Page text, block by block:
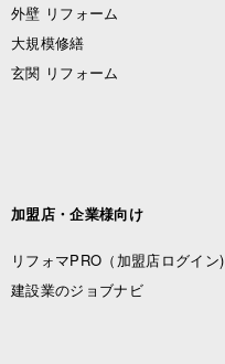
外壁 リフォーム
大規模修繕
玄関 リフォーム
加盟店・企業様向け
リフォマPRO （加盟店ログイン)
建設業のジョブナビ